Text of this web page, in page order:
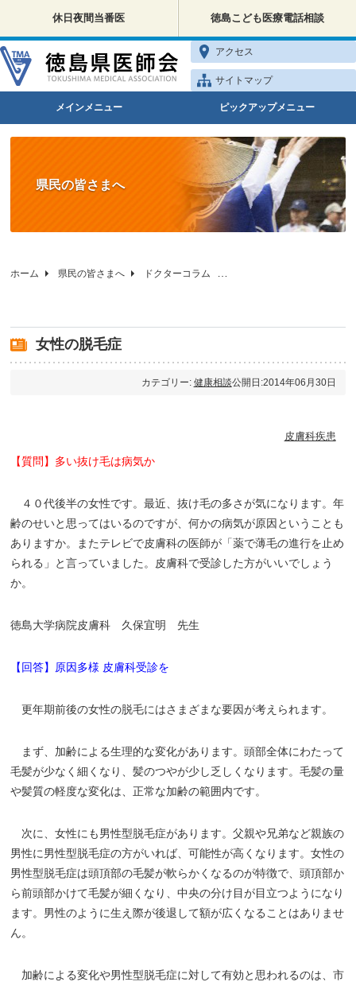
休日夜間当番医 徳島こども医療電話相談
アクセス
サイトマップ
メインメニュー ピックアップメニュー
県民の皆さまへ
ホーム 県民の皆さまへ ドクターコラム
女性の脱毛症
カテゴリー: 健康相談公開日:2014年06月30日
皮膚科疾患
【質問】多い抜け毛は病気か
４０代後半の女性です。最近、抜け毛の多さが気になります。年
齢のせいと思ってはいるのですが、何かの病気が原因ということも
ありますか。またテレビで皮膚科の医師が「薬で薄毛の進行を止め
られる」と言っていました。皮膚科で受診した方がいいでしょう
か。
徳島大学病院皮膚科 久保宜明 先生
【回答】原因多様 皮膚科受診を
更年期前後の女性の脱毛にはさまざまな要因が考えられます。
まず、加齢による生理的な変化があります。頭部全体にわたって
毛髪が少なく細くなり、髪のつやが少し乏しくなります。毛髪の量
や髪質の軽度な変化は、正常な加齢の範囲内です。
次に、女性にも男性型脱毛症があります。父親や兄弟など親族の
男性に男性型脱毛症の方がいれば、可能性が高くなります。女性の
男性型脱毛症は頭頂部の毛髪が軟らかくなるのが特徴で、頭頂部か
ら前頭部かけて毛髪が細くなり、中央の分け目が目立つようになり
ます。男性のように生え際が後退して額が広くなることはありませ
ん。
加齢による変化や男性型脱毛症に対して有効と思われるのは、市